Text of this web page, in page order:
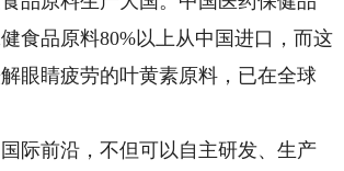
食品原料80%以上从中国进口，而这
眼睛疲劳的叶黄素原料，已在全球
前沿，不但可以自主研发、生产